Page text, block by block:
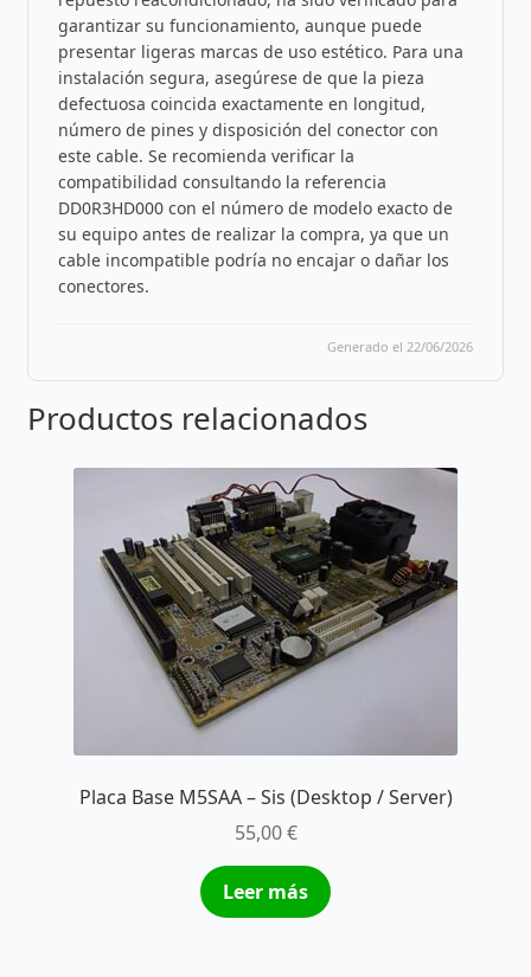
garantizar su funcionamiento, aunque puede
presentar ligeras marcas de uso estético. Para una
instalación segura, asegúrese de que la pieza
defectuosa coincida exactamente en longitud,
número de pines y disposición del conector con
este cable. Se recomienda verificar la
compatibilidad consultando la referencia
DD0R3HD000 con el número de modelo exacto de
su equipo antes de realizar la compra, ya que un
cable incompatible podría no encajar o dañar los
conectores.
Generado el 22/06/2026
Productos relacionados
Placa Base M5SAA – Sis (Desktop / Server)
55,00€
Leer más